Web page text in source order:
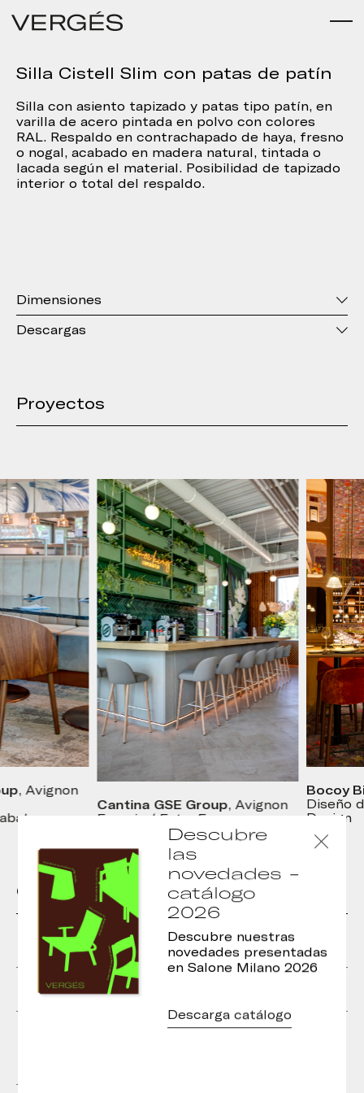
Silla Cistell Slim con patas de patín
Silla con asiento tapizado y patas tipo patín, en
varilla de acero pintada en polvo con colores
RAL. Respaldo en contrachapado de haya, fresno
o nogal, acabado en madera natural, tintada o
lacada según el material. Posibilidad de tapizado
interior o total del respaldo.
Dimensiones
Descargas
Proyectos
, Avignon
Cantina GSE Group, Avignon
Francia / Foto: Francesc
Bocoy
Diseño
Design
Otros modelos de la colección
Taburete Cistell
Lounge Cistell con
Descubre
las
novedades -
catálogo
2026
Descubre nuestras
novedades presentadas
en Salone Milano 2026
Descarga catálogo